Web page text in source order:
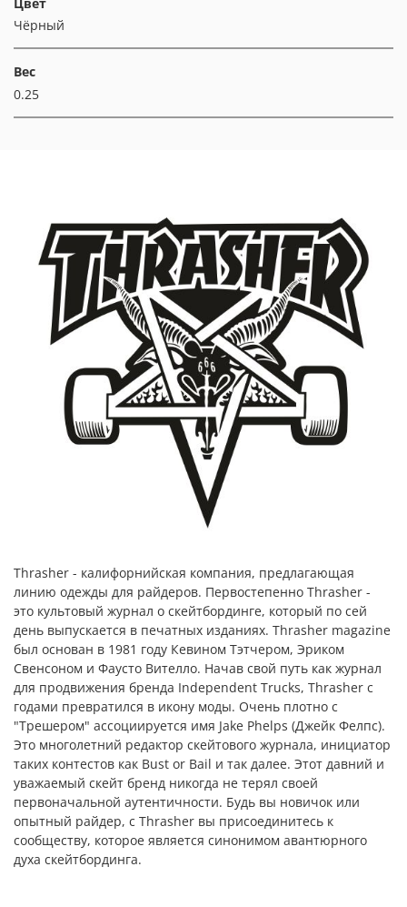
Чёрный
Вес
0.25
Thrasher - калифорнийская компания, предлагающая
линию одежды для райдеров. Первостепенно Thrasher -
это культовый журнал о скейтбординге, который по сей
день выпускается в печатных изданиях. Thrasher magazine
был основан в 1981 году Кевином Тэтчером, Эриком
Свенсоном и Фаусто Вителло. Начав свой путь как журнал
для продвижения бренда Independent Trucks, Thrasher с
годами превратился в икону моды. Очень плотно с
"Трешером" ассоциируется имя Jake Phelps (Джейк Фелпс).
Это многолетний редактор скейтового журнала, инициатор
таких контестов как Bust or Bail и так далее. Этот давний и
уважаемый скейт бренд никогда не терял своей
первоначальной аутентичности. Будь вы новичок или
опытный райдер, с Thrasher вы присоединитесь к
сообществу, которое является синонимом авантюрного
духа скейтбординга.